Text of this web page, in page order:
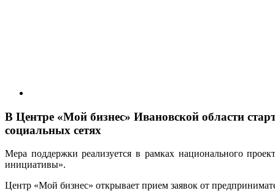
В Центре «Мой бизнес» Ивановской области
социальных сетях
Мера поддержки реализуется в рамках национального
инициативы».
Центр «Мой бизнес» открывает прием заявок от